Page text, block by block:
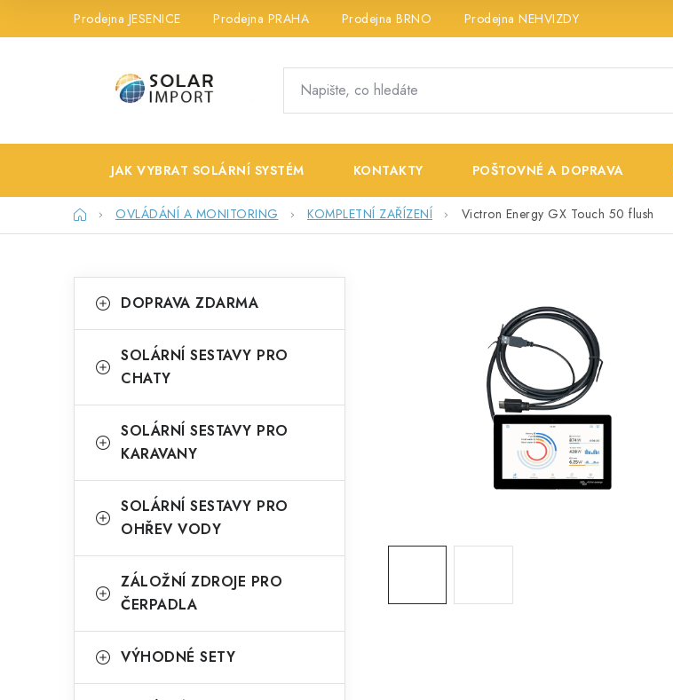
Prodejna JESENICE Prodejna PRAHA Prodejna BRNO Prodejna NEHVIZDY
JAK VYBRAT SOLÁRNÍ SYSTÉM KONTAKTY POŠTOVNÉ A DOPRAVA
DomůOVLÁDÁNÍ A MONITORING KOMPLETNÍ ZAŘÍZENÍ Victron Energy GX Touch 50 flush
o
t
n
í
a
kategorie
a
g
DOPRAVA ZDARMA
SOLÁRNÍ SESTAVY PRO
CHATY
SOLÁRNÍ SESTAVY PRO
KARAVANY
SOLÁRNÍ SESTAVY PRO
OHŘEV VODY
ZÁLOŽNÍ ZDROJE PRO
ČERPADLA
VÝHODNÉ SETY